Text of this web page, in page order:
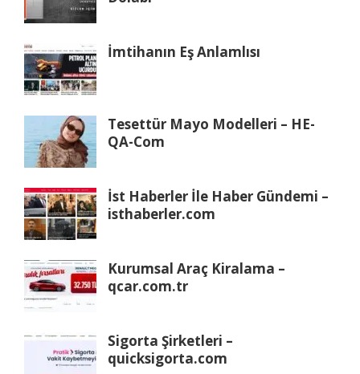
İmtihanın Eş Anlamlısı
Tesettür Mayo Modelleri – HE-
QA-Com
İst Haberler İle Haber Gündemi –
isthaberler.com
Kurumsal Araç Kiralama –
qcar.com.tr
Sigorta Şirketleri –
quicksigorta.com